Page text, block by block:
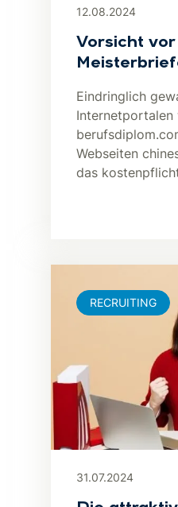
12.08.2024
Vorsicht
Eindringlich
Internetportalen
Webseiten
das
31.07.2024
RECRUITING